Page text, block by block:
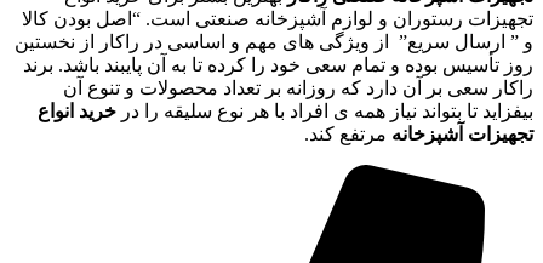
تجهیزات رستوران و لوازم آشپزخانه صنعتی است. “اصل بودن کالا
و ” ارسال سریع” از ویژگی های مهم و اساسی در راکار از نخستین
روز تأسیس بوده و تمام سعی خود را کرده تا به آن پایبند باشد. برند
راکار سعی بر آن دارد که روزانه بر تعداد محصولات و تنوع آن
بیفزاید تا بتواند نیاز همه ی افراد با هر نوع سلیقه را در خرید انواع
تجهیزات آشپزخانه مرتفع کند.